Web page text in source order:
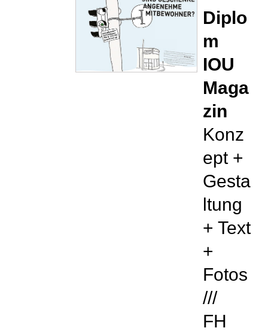
Diplo
m
IOU
Maga
zin
Konz
ept +
Gesta
ltung
+ Text
+
Fotos
///
FH